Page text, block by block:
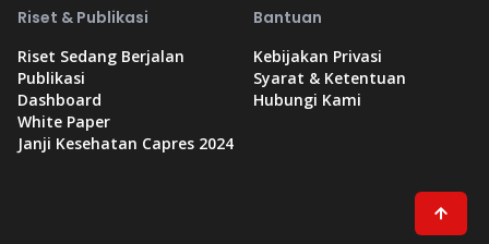
Riset & Publikasi
Riset Sedang Berjalan
Publikasi
Dashboard
White Paper
Janji Kesehatan Capres 2024
Bantuan
Kebijakan Privasi
Syarat & Ketentuan
Hubungi Kami